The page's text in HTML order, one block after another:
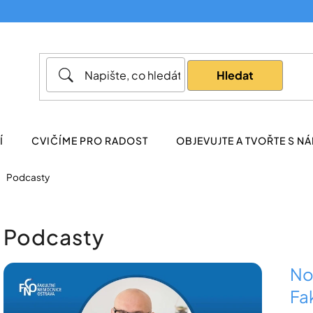
Hledat
CVIČÍME PRO RADOST OBJEVUJTE A TVOŘTE S
Podcasty
Podcasty
V
Co potřebujete najít?